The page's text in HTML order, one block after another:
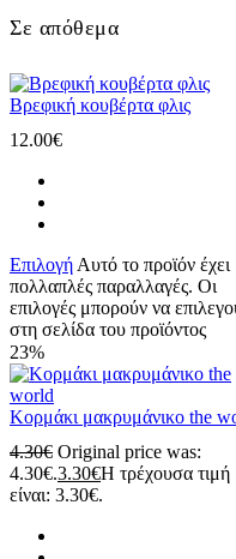
Σε απόθεμα
Βρεφική κουβέρτα φλις
12.00€
Επιλογή Αυτό το προϊόν έχει
πολλαπλές παραλλαγές. Οι
επιλογές μπορούν να
στη σελίδα του προϊόντος
23%
Κορμάκι μακρυμάνικο the
4.30€ Original price was:
4.30€.3.30€Η τρέχουσα τιμή
είναι: 3.30€.